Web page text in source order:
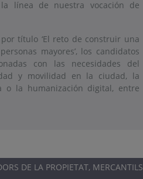
línea de nuestra vocación de
título ‘El reto de construir una
mayores’, los candidatos
con las necesidades del
y movilidad en la ciudad, la
o la humanización digital, entre
DE LA PROPIETAT, MERCANTILS